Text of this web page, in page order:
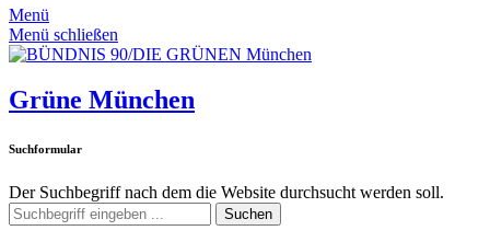
Menü
Menü schließen
Grüne München
Suchformular
Der Suchbegriff nach dem die Website durchsucht werden soll.
Suchen